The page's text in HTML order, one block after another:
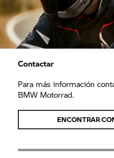
Contactar
Para más información
BMW Motorrad.
ENCONTRAR